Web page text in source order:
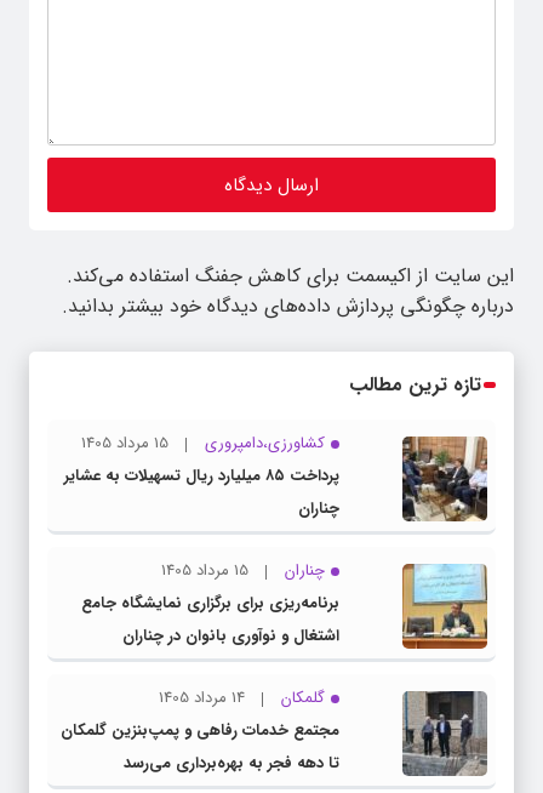
این سایت از اکیسمت برای کاهش جفنگ استفاده می‌کند.
درباره چگونگی پردازش داده‌های دیدگاه خود بیشتر بدانید.
تازه ترین مطالب
کشاورزی،دامپروری
15 مرداد 1405
پرداخت ۸۵ میلیارد ریال تسهیلات به عشایر
چناران
چناران
15 مرداد 1405
برنامه‌ریزی برای برگزاری نمایشگاه جامع
اشتغال و نوآوری بانوان در چناران
گلمکان
14 مرداد 1405
مجتمع خدمات رفاهی و پمپ‌بنزین گلمکان
تا دهه فجر به بهره‌برداری می‌رسد